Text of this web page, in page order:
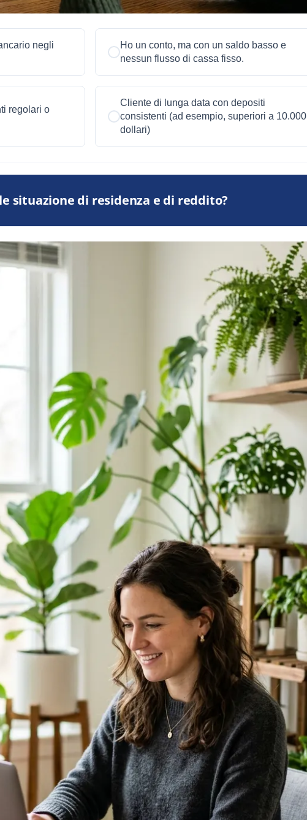
negli
Ho un conto, ma con un saldo basso e
nessun flusso di cassa fisso.
regolari o
Cliente di lunga data con depositi
consistenti (ad esempio, superiori a 10.000
dollari)
situazione di residenza e di reddito?